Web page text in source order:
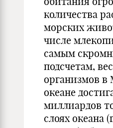
количества
морских
числе
самым
подсчетам,
организмов
океане
миллиардов
слоях океана